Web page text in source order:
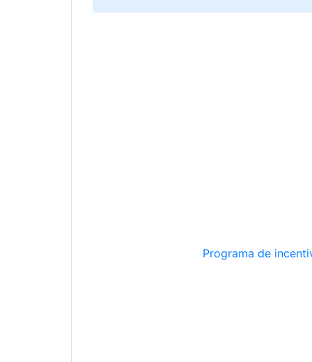
Programa de